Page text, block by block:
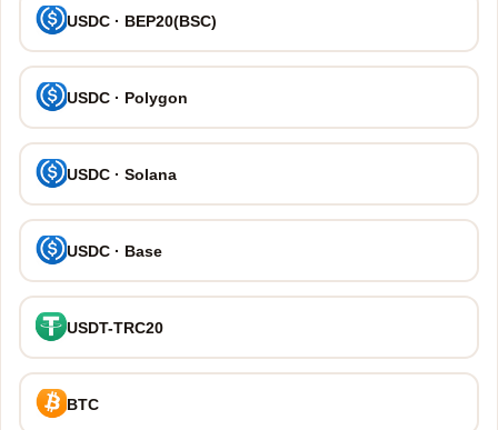
USDC · BEP20(BSC)
USDC · Polygon
USDC · Solana
USDC · Base
USDT-TRC20
BTC